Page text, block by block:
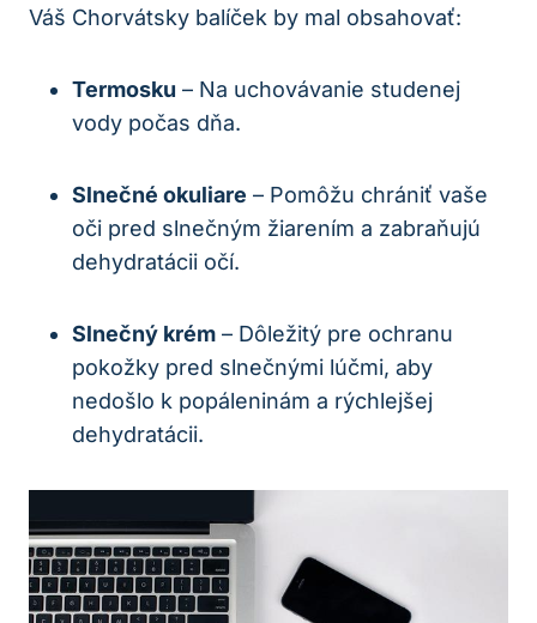
Váš Chorvátsky balíček by mal obsahovať:
Termosku – Na uchovávanie studenej
vody počas dňa.
Slnečné okuliare – Pomôžu chrániť vaše
oči pred slnečným žiarením a zabraňujú
dehydratácii očí.
Slnečný krém – Dôležitý pre ochranu
pokožky pred slnečnými lúčmi, aby
nedošlo k popáleninám a rýchlejšej
dehydratácii.